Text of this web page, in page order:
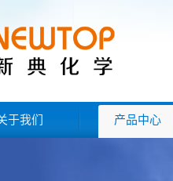
于我们 产品中心